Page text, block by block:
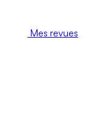
Mes revues